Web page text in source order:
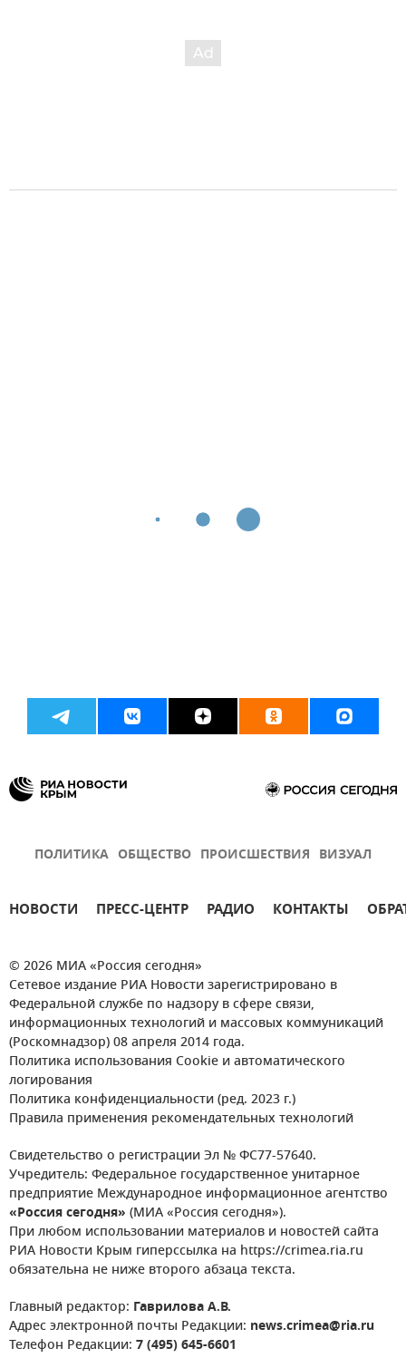
ПОЛИТИКА ОБЩЕСТВО ПРОИСШЕСТВИЯ ВИЗУАЛ
НОВОСТИ ПРЕСС-ЦЕНТР РАДИО КОНТАКТЫ
© 2026 МИА «Россия сегодня»
Сетевое издание РИА Новости зарегистрировано в
Федеральной службе по надзору в сфере связи,
информационных технологий и массовых коммуникаций
(Роскомнадзор) 08 апреля 2014 года.
Политика использования Cookie и автоматического
логирования
Политика конфиденциальности (ред. 2023 г.)
Правила применения рекомендательных технологий
Свидетельство о регистрации Эл № ФС77-57640.
Учредитель: Федеральное государственное унитарное
предприятие Международное информационное агентство
«Россия сегодня» (МИА «Россия сегодня»).
При любом использовании материалов и новостей сайта
РИА Новости Крым гиперссылка на https://crimea.ria.ru
обязательна не ниже второго абзаца текста.
Главный редактор: Гаврилова А.В.
Адрес электронной почты Редакции: news.crimea@ria.ru
Телефон Редакции: 7 (495) 645-6601